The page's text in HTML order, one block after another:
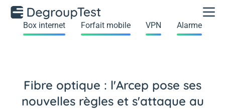
Box internet Forfait mobile VPN Alarme
Fibre optique : l'Arcep pose ses
nouvelles règles et s'attaque au